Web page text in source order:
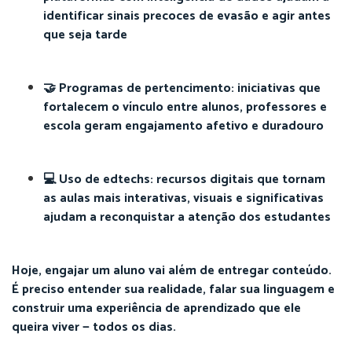
identificar sinais precoces de evasão e agir antes
que seja tarde
🤝 Programas de pertencimento: iniciativas que
fortalecem o vínculo entre alunos, professores e
escola geram engajamento afetivo e duradouro
💻 Uso de edtechs: recursos digitais que tornam
as aulas mais interativas, visuais e significativas
ajudam a reconquistar a atenção dos estudantes
Hoje, engajar um aluno vai além de entregar conteúdo.
É preciso entender sua realidade, falar sua linguagem e
construir uma experiência de aprendizado que ele
queira viver — todos os dias.